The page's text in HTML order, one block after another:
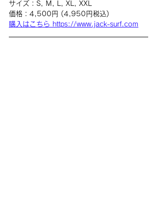
サイズ：S, M, L, XL, XXL
価格：4,500円 (4,950円税込)
購入はこちら https://www.jack-surf.com